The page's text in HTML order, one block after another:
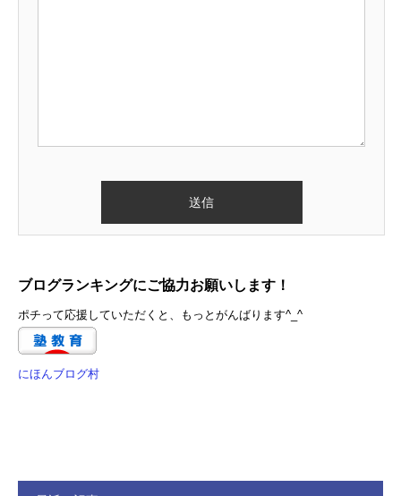
ブログランキングにご協力お願いします！
ポチって応援していただくと、もっとがんばります^_^
にほんブログ村